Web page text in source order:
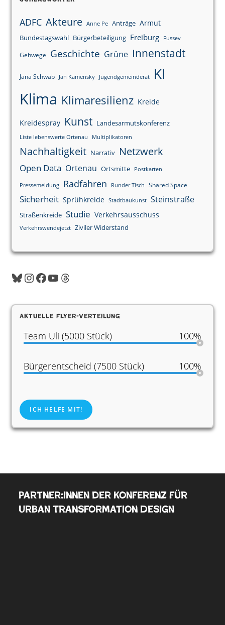
ADFC Akteure Anne Pe Anträge Armut
Bundestagswahl Bürgerbeteiligung Freiburg Fussev
Gehwege Geschichte Grüne Innenstadt
Jana Schwab Jan Kamensky Jugendgemeinderat KI
Klima Klimaresilienz Kreide
Kreidespray Kunst Landesarmutskonferenz
Liste lebenswerte Ortenau Multiplikatoren
Nachhaltigkeit Narrativ Netzwerk
Open Data Ortenau Ortsmitte Postkarten
Pressemeldung Radfahren Runder Tisch Shared Space
Sicherheit Sprühkreide Stadtbaukunst Steinstraße
Straßenkreide Studie Verkehrsausschuss
Verkehrswendejetzt Ziviler Widerstand
BlueskyInstagram
Facebook
YouTubeThreads
Aktuelle Flyer-Verteilung
Team Uli (5000 Stück) 100%
Bürgerentscheid (7500 Stück) 100%
ICH HELFE MIT!
Partner:innen der Konferenz für
Urban Transformation Design